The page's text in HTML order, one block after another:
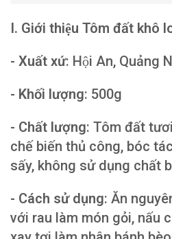
I. Giới thiệu Tôm đất khô
- Xuất xứ: Hội An, Quảng
- Khối lượng: 500g
- Chất lượng: Tôm đất
chế biến thủ công, bóc
sấy, không sử dụng chất
- Cách sử dụng: Ăn
với rau làm món gỏi, nấu